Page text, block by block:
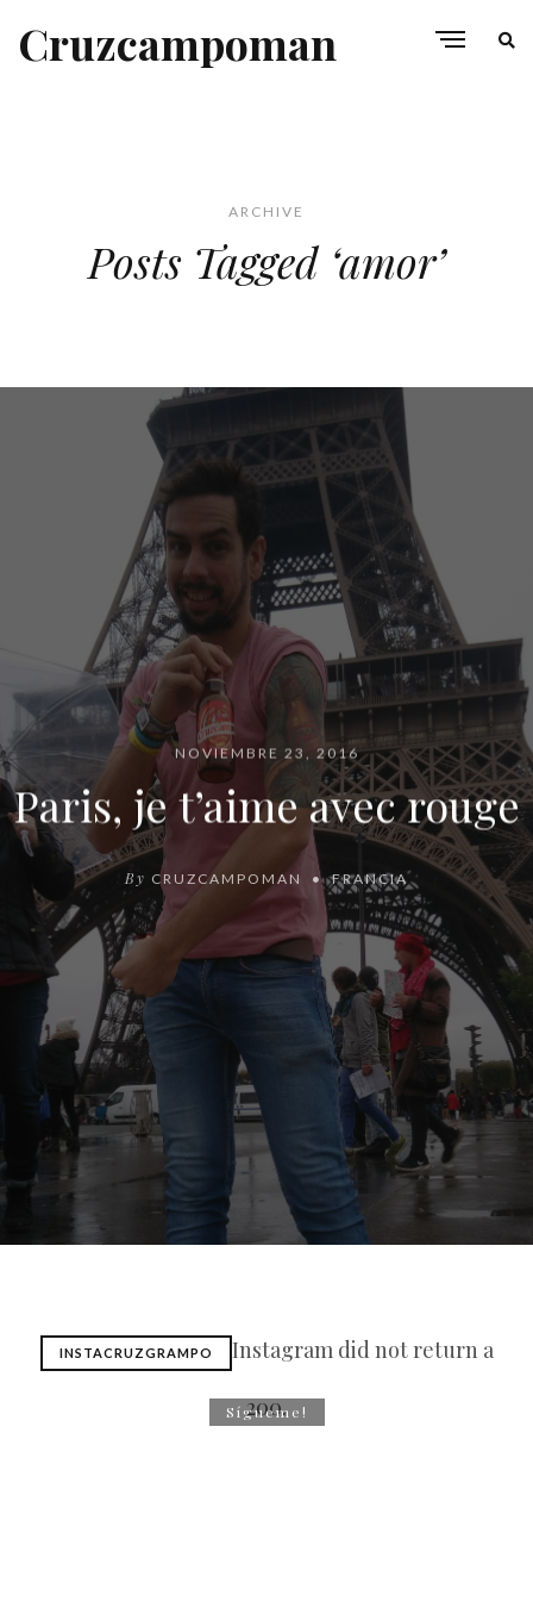
Cruzcampoman
ARCHIVE
Posts Tagged ‘amor’
NOVIEMBRE 23, 2016
Paris, je t’aime avec rouge
By CRUZCAMPOMAN FRANCIA
INSTACRUZGRAMPO
Instagram did not return a
200.
Sígueme!